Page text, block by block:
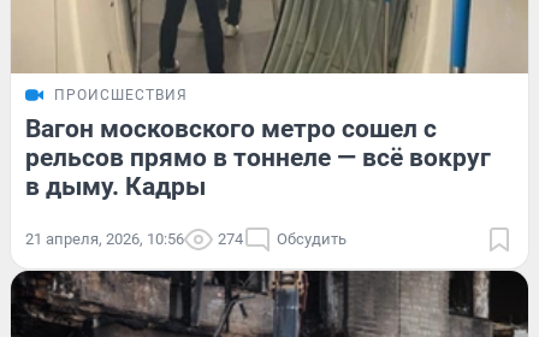
ПРОИСШЕСТВИЯ
Вагон московского метро сошел с
рельсов прямо в тоннеле — всё вокруг
в дыму. Кадры
21 апреля, 2026, 10:56 274 Обсудить